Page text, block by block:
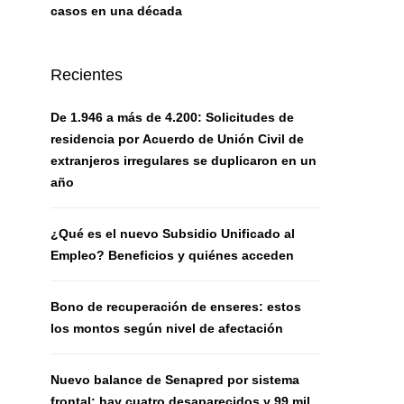
casos en una década
Recientes
De 1.946 a más de 4.200: Solicitudes de
residencia por Acuerdo de Unión Civil de
extranjeros irregulares se duplicaron en un
año
¿Qué es el nuevo Subsidio Unificado al
Empleo? Beneficios y quiénes acceden
Bono de recuperación de enseres: estos
los montos según nivel de afectación
Nuevo balance de Senapred por sistema